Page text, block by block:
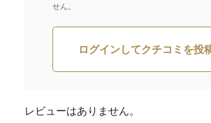
せん。
ログインしてクチコミを投
レビューはありません。